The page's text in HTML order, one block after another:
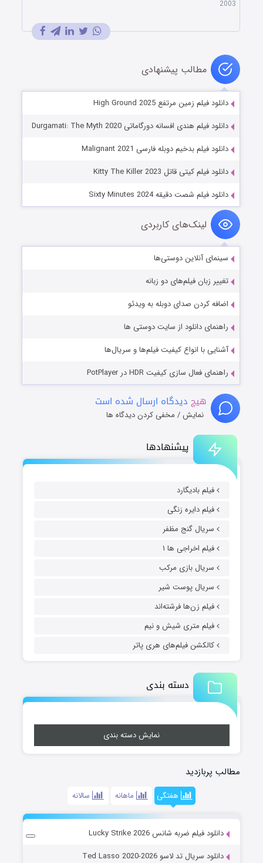
پیشنهادها
فیلم بادیگارد
فیلم دایره زنگی
سریال گنج مظفر
فیلم اخراجی ها ۱
سریال بازی مرکب
سریال پوست شیر
فیلم زن‌ها فرشته‌اند
فیلم متری شیش و نیم
کالکشن فیلم‌های هری پاتر
دسته بندی
نمایش دسته بندی
مطالب پربازدید
هفتگی ماهانه سالانه
دانلود فیلم ضربه شانس Lucky Strike 2026
دانلود سریال تد لاسو Ted Lasso 2020-2026
2003
مطالب پیشنهادی
دانلود فیلم زمین مرتفع High Ground 2025
دانلود فیلم هندی افسانه دورگاماتی Durgamati: The Myth 2020
دانلود فیلم بدخیم دوبله فارسی Malignant 2021
دانلود فیلم کیتی قاتل Kitty The Killer 2023
دانلود فیلم شصت دقیقه Sixty Minutes 2024
لینک‌های کاربردی
سینمای آنلاین دوستی‌ها
تغییر زبان فیلم‌های دو زبانه
اضافه کردن صدای دوبله به ویدئو
راهنمای دانلود از سایت دوستی ها
آشنایی با انواع کیفیت فیلم‌ها و سریال‌ها
راهنمای فعال سازی کیفیت HDR در PotPlayer
هیچ دیدگاه ارسال شده است
نمایش / مخفی کردن دیدگاه ها